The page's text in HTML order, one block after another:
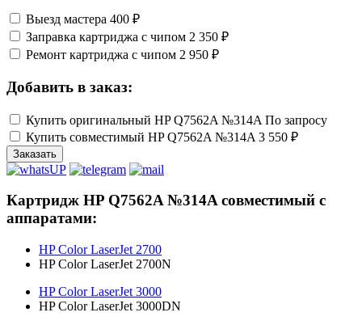
Выезд мастера 400 ₽
Заправка картриджа с чипом 2 350 ₽
Ремонт картриджа с чипом 2 950 ₽
Добавить в заказ:
Купить оригинальный HP Q7562A №314A По запросу
Купить совместимый HP Q7562A №314A 3 550 ₽
Заказать
Картридж HP Q7562A №314A совместимый с
аппаратами:
HP Color LaserJet 2700
HP Color LaserJet 2700N
HP Color LaserJet 3000
HP Color LaserJet 3000DN